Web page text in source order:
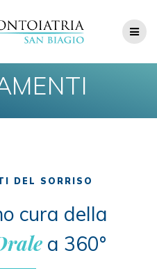
to
content
DEL SORRISO
cura della
a 360°